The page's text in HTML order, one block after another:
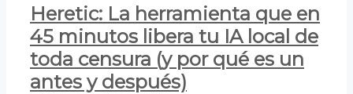
Heretic: La herramienta que en
45 minutos libera tu IA local de
toda censura (y por qué es un
antes y después)